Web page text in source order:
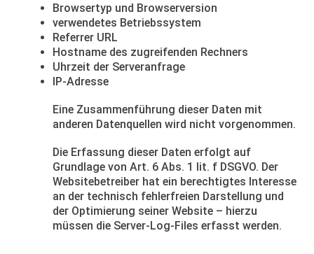
Browsertyp und Browserversion
verwendetes Betriebssystem
Referrer URL
Hostname des zugreifenden Rechners
Uhrzeit der Serveranfrage
IP-Adresse
Eine Zusammenführung dieser Daten mit
anderen Datenquellen wird nicht vorgenommen.
Die Erfassung dieser Daten erfolgt auf
Grundlage von Art. 6 Abs. 1 lit. f DSGVO. Der
Websitebetreiber hat ein berechtigtes Interesse
an der technisch fehlerfreien Darstellung und
der Optimierung seiner Website – hierzu
müssen die Server-Log-Files erfasst werden.